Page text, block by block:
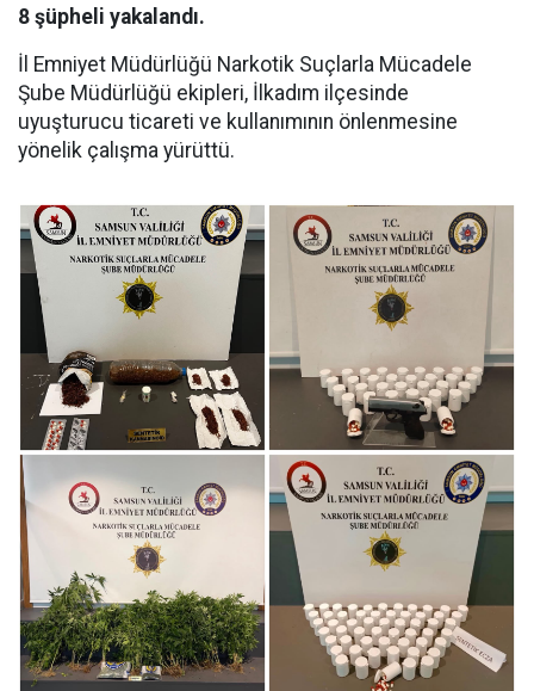
8 şüpheli yakalandı.
İl Emniyet Müdürlüğü Narkotik Suçlarla Mücadele
Şube Müdürlüğü ekipleri, İlkadım ilçesinde
uyuşturucu ticareti ve kullanımının önlenmesine
yönelik çalışma yürüttü.